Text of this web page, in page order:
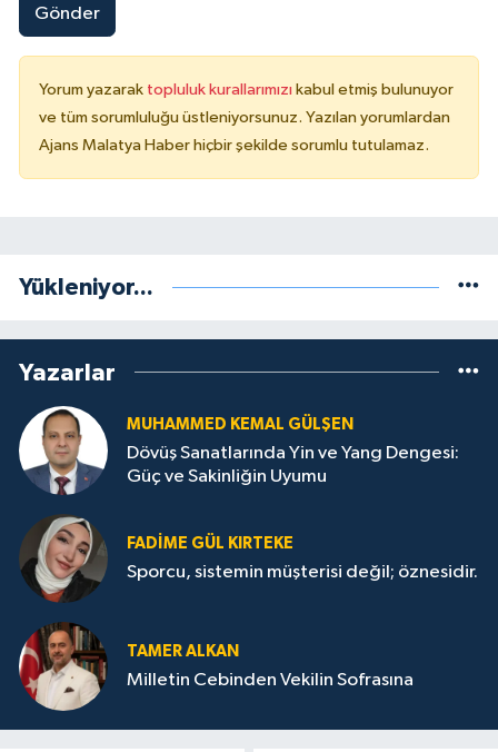
Gönder
Yorum yazarak topluluk kurallarımızı kabul etmiş bulunuyor
ve tüm sorumluluğu üstleniyorsunuz. Yazılan yorumlardan
Ajans Malatya Haber hiçbir şekilde sorumlu tutulamaz.
Yükleniyor...
Yazarlar
MUHAMMED KEMAL GÜLŞEN
Dövüş Sanatlarında Yin ve Yang Dengesi:
Güç ve Sakinliğin Uyumu
FADIME GÜL KIRTEKE
Sporcu, sistemin müşterisi değil; öznesidir.
TAMER ALKAN
Milletin Cebinden Vekilin Sofrasına